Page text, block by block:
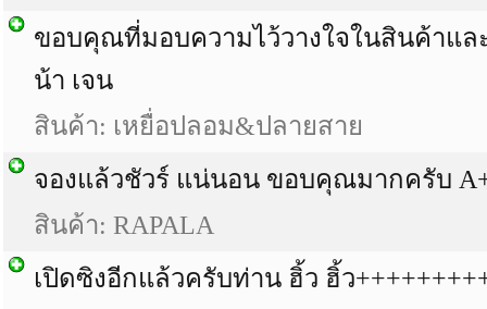
ขอบคุณที่มอบความไว้วางใจในสินค้าแล
น้า เจน
สินค้า: เหยื่อปลอม&ปลายสาย
จองแล้วชัวร์ แน่นอน ขอบคุณมากครับ
สินค้า: RAPALA
เปิดซิงอีกแล้วครับท่าน ฮิ้ว ฮิ้ว